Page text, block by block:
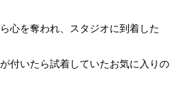
心を奪われ、スタジオに到着した
付いたら試着していたお気に入りの